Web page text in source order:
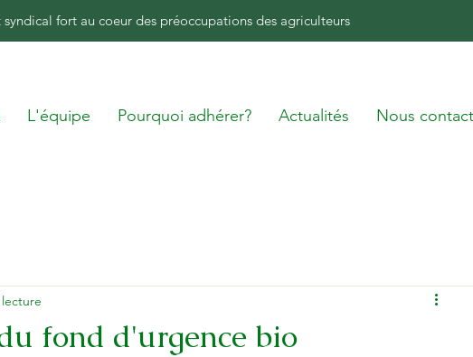
fort au coeur des préoccupations des agriculteurs
L'équipe Pourquoi adhérer? Actualités Nous
fond d'urgence bio